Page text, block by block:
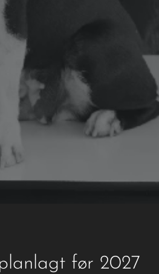
før 2027